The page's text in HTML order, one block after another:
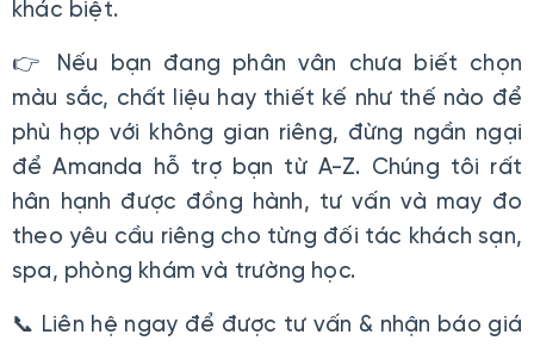
khác biệt.
👉 Nếu bạn đang phân vân chưa biết chọn
màu sắc, chất liệu hay thiết kế như thế nào để
phù hợp với không gian riêng, đừng ngần ngại
để Amanda hỗ trợ bạn từ A-Z. Chúng tôi rất
hân hạnh được đồng hành, tư vấn và may đo
theo yêu cầu riêng cho từng đối tác khách sạn,
spa, phòng khám và trường học.
📞 Liên hệ ngay để được tư vấn & nhận báo giá